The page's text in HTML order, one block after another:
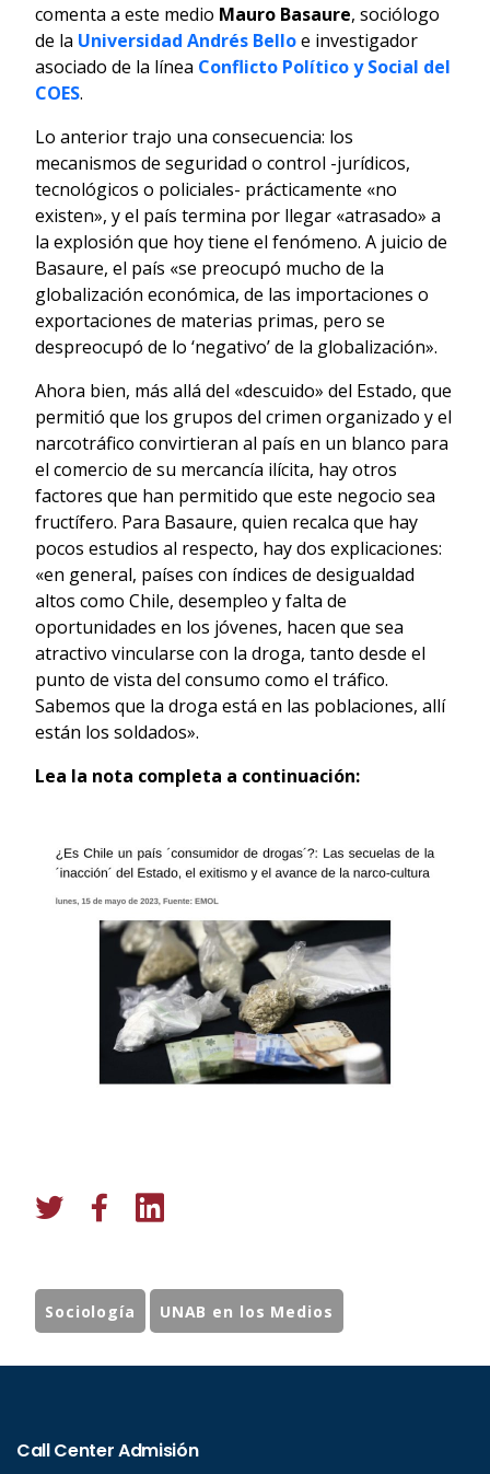
comenta a este medio Mauro Basaure, sociólogo
de la Universidad Andrés Belloe investigador
asociado de la línea Conflicto Político y Social del
COES.
Lo anterior trajo una consecuencia: los
mecanismos de seguridad o control -jurídicos,
tecnológicos o policiales- prácticamente «no
existen», y el país termina por llegar «atrasado» a
la explosión que hoy tiene el fenómeno. A juicio de
Basaure, el país «se preocupó mucho de la
globalización económica, de las importaciones o
exportaciones de materias primas, pero se
despreocupó de lo ‘negativo’ de la globalización».
Ahora bien, más allá del «descuido» del Estado, que
permitió que los grupos del crimen organizado y el
narcotráfico convirtieran al país en un blanco para
el comercio de su mercancía ilícita, hay otros
factores que han permitido que este negocio sea
fructífero. Para Basaure, quien recalca que hay
pocos estudios al respecto, hay dos explicaciones:
«en general, países con índices de desigualdad
altos como Chile, desempleo y falta de
oportunidades en los jóvenes, hacen que sea
atractivo vincularse con la droga, tanto desde el
punto de vista del consumo como el tráfico.
Sabemos que la droga está en las poblaciones, allí
están los soldados».
Lea la nota completa a continuación:
Sociología UNAB en los Medios